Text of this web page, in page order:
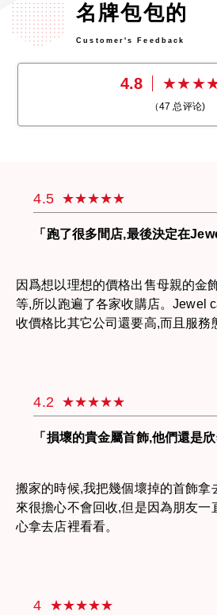
名牌包包的
Customer's Feedback
4.8
（47 总评论)
4.5
「跑了很多間店,最後決定在
因爲想以理想的價格出售母親的金
等,所以跑遍了各家收購店。Jewel
收價格比其它公司還要高,而且服務
4.2
「損壞的貴金屬首飾,他們還是欣
搬家的時候,我把幾個壞掉的首飾拿
來很擔心不會回收,但是因為朋友一
心拿去店裡看看。
一跳。後來聽到店員說「來賣壞掉
4